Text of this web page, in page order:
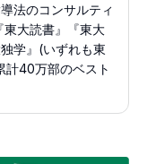
法のコンサルティ
東大読書』『東大
学』(いずれも東
計40万部のベスト